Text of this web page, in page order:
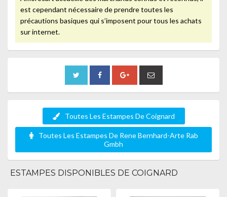
est cependant nécessaire de prendre toutes les
précautions basiques qui s’imposent pour tous les achats
sur internet.
Toutes Les Estampes De Coignard
Toutes Les Estampes De Rene Bernhard-Arte Rab
Gmbh
ESTAMPES DISPONIBLES DE COIGNARD